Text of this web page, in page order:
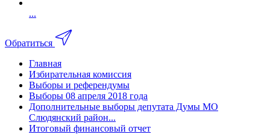
...
Обратиться
Главная
Избирательная комиссия
Выборы и референдумы
Выборы 08 апреля 2018 года
Дополнительные выборы депутата Думы МО
Слюдянский район...
Итоговый финансовый отчет